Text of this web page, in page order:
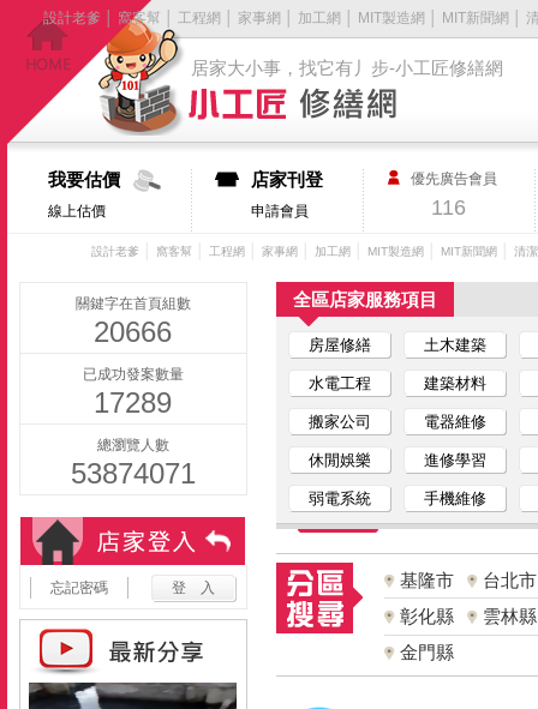
居家大小事，找它有丿步-小工匠修繕網
設計老爹 窩客幫 工程網 家事網 加工網 MIT製造網 MIT新聞網
我要估價
線上估價
店家刊登
申請會員
優先廣告會員
116
設計老爹 窩客幫 工程網 家事網 加工網 MIT製造網 MIT新聞網 清
關鍵字在首頁組數
20666
已成功發案數量
17289
總瀏覽人數
53874071
忘記密碼
全區店家服務項目
房屋修繕 土木建築
水電工程 建築材料
搬家公司 電器維修
休閒娛樂 進修學習
弱電系統 手機維修
基隆市
台北市
彰化縣
雲林縣
金門縣